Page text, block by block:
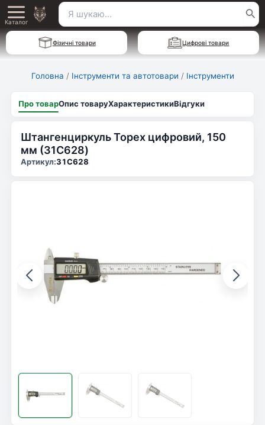
Перейти
до
вмісту
Main
Menu
Каталог
Пошук
для:
Фізичні товари Цифрові товари
Головна / Інструменти та автотовари / Інструменти
Про товарОпис товаруХарактеристикиВідгуки
Штангенциркуль Topex цифровий, 150
мм (31C628)
Артикул:31C628